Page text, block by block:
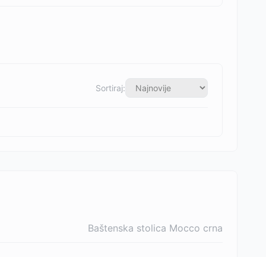
Sortiraj:
Baštenska stolica Mocco crna